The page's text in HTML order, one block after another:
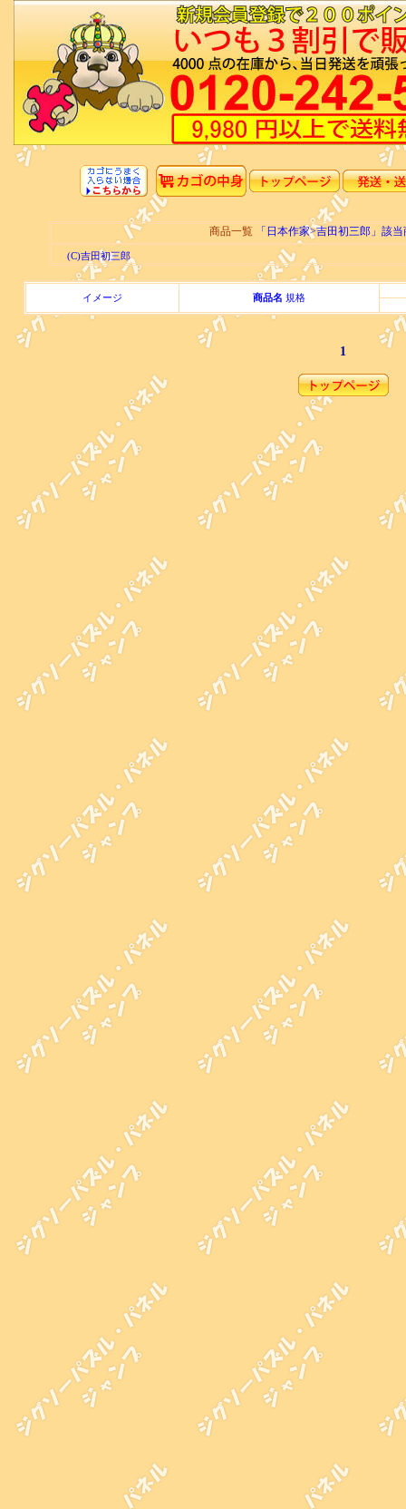
商品一覧 「日本作家>吉田初三郎」
(C)吉田初三郎
イメージ 商品名 規格
1